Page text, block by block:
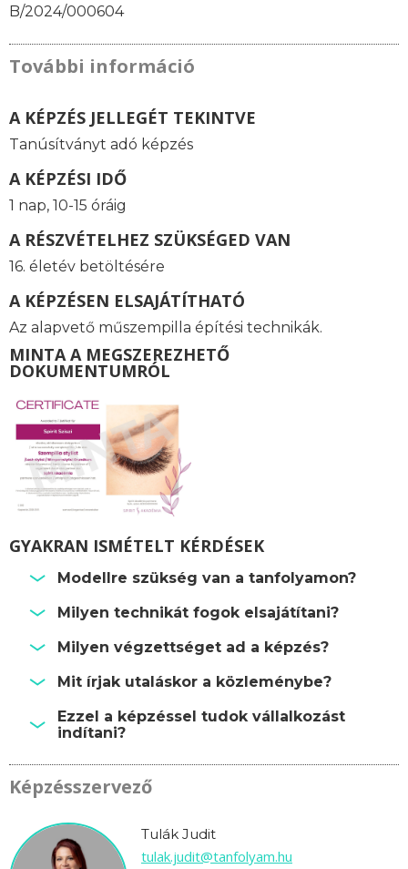
B/2024/000604
További információ
A KÉPZÉS JELLEGÉT TEKINTVE
Tanúsítványt adó képzés
A KÉPZÉSI IDŐ
1 nap, 10-15 óráig
A RÉSZVÉTELHEZ SZÜKSÉGED VAN
16. életév betöltésére
A KÉPZÉSEN ELSAJÁTÍTHATÓ
Az alapvető műszempilla építési technikák.
MINTA A MEGSZEREZHETŐ
DOKUMENTUMRÓL
GYAKRAN ISMÉTELT KÉRDÉSEK
Modellre szükség van a tanfolyamon?
Milyen technikát fogok elsajátítani?
Milyen végzettséget ad a képzés?
Mit írjak utaláskor a közleménybe?
Ezzel a képzéssel tudok vállalkozást
indítani?
Képzésszervező
Tulák Judit
tulak.judit@tanfolyam.hu